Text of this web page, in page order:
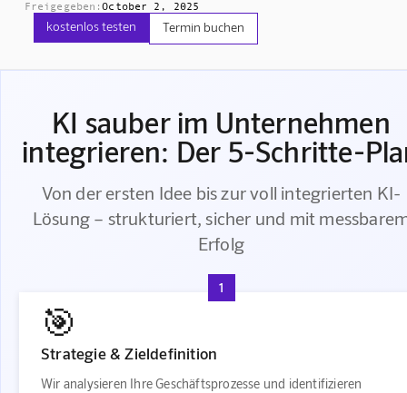
Freigegeben:October 2, 2025
kostenlos testen Termin buchen
KI sauber im Unternehmen
integrieren: Der 5-Schritte-
Von der ersten Idee bis zur voll integrierten KI-
Lösung – strukturiert, sicher und mit
Erfolg
1
🎯
Strategie & Zieldefinition
Wir analysieren Ihre Geschäftsprozesse und identifizieren